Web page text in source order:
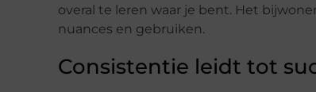
overal te leren waar je bent. Het
nuances en gebruiken.
Consistentie leidt tot